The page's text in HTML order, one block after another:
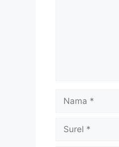
Nama
Surel